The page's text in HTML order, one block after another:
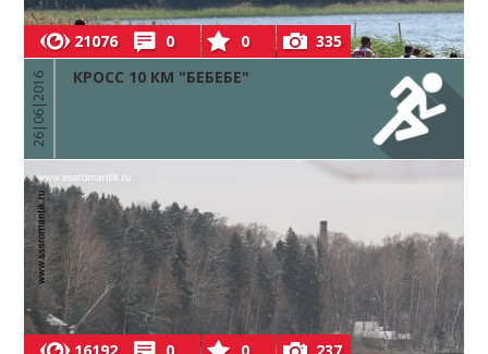
21076 0 0 335
26|06|2016 КРОСС 10 КМ "БЕБЕБЕ"